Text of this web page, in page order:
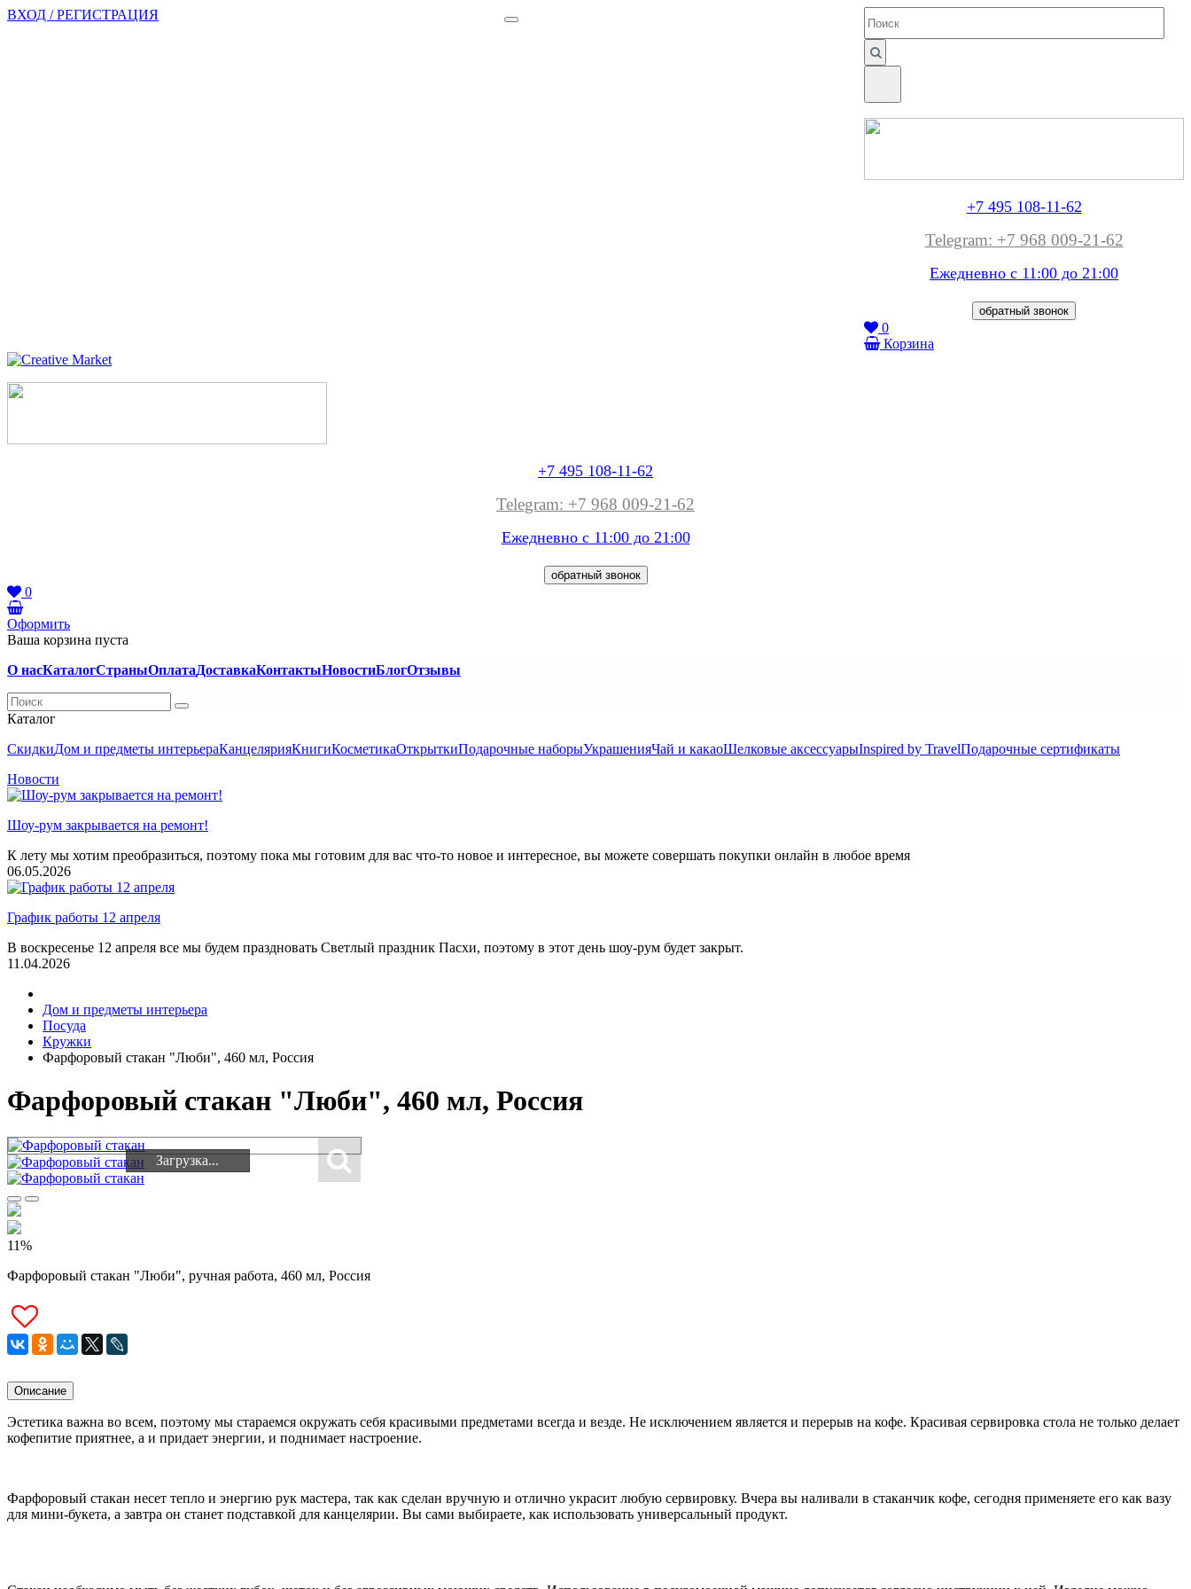
ВХОД / РЕГИСТРАЦИЯ
+7 495 108-11-62
Telegram: +7 968 009-21-62
Ежедневно с 11:00 до 21:00
обратный звонок
0
Корзина
+7 495 108-11-62
Telegram: +7 968 009-21-62
Ежедневно с 11:00 до 21:00
обратный звонок
0
Оформить
Ваша корзина пуста
О насКаталогСтраныОплатаДоставкаКонтактыНовостиБлогОтзывы
Каталог
СкидкиДом и предметы интерьераКанцелярияКнигиКосметикаОткрыткиПодарочные наборыУкрашенияЧай и какаоШелковые аксеcсуарыInspired by TravelПодарочные сертификаты
Новости
Шоу-рум закрывается на ремонт!
К лету мы хотим преобразиться, поэтому пока мы готовим для вас что-то новое и интересное, вы можете совершать покупки онлайн в любое время
06.05.2026
График работы 12 апреля
В воскресенье 12 апреля все мы будем праздновать Светлый праздник Пасхи, поэтому в этот день шоу-рум будет закрыт.
11.04.2026
Дом и предметы интерьера
Посуда
Кружки
Фарфоровый стакан "Люби", 460 мл, Россия
Фарфоровый стакан "Люби", 460 мл, Россия
Загрузка...
Загрузка...
11%
Фарфоровый стакан "Люби", ручная работа, 460 мл, Россия
Описание
Эстетика важна во всем, поэтому мы стараемся окружать себя красивыми предметами всегда и везде. Не исключением является и перерыв на кофе. Красивая сервировка стола не только делает
кофепитие приятнее, а и придает энергии, и поднимает настроение.
Фарфоровый стакан несет тепло и энергию рук мастера, так как сделан вручную и отлично украсит любую сервировку. Вчера вы наливали в стаканчик кофе, сегодня применяете его как вазу
для мини-букета, а завтра он станет подставкой для канцелярии. Вы сами выбираете, как использовать универсальный продукт.